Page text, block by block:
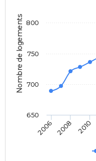
Nombre de logements
2006 2008 2010
700
750
800
650